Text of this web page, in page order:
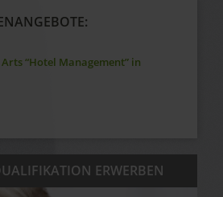
“Hotel Management” in
ERWERBEN